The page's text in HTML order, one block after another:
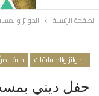
الصفحة الرئيسية الجوائز
الجوائز والمسابقات خلية
حفل ديني